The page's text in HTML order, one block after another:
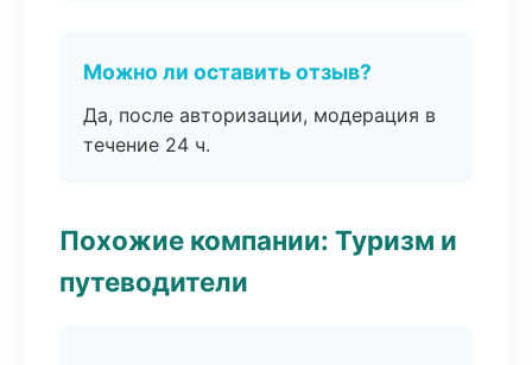
Можно ли оставить отзыв?
Да, после авторизации, модерация в
течение 24 ч.
Похожие компании: Туризм и
путеводители